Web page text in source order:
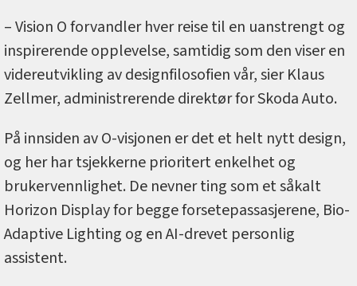
– Vision O forvandler hver reise til en uanstrengt og
inspirerende opplevelse, samtidig som den viser en
videreutvikling av designfilosofien vår, sier Klaus
Zellmer, administrerende direktør for Skoda Auto.
På innsiden av O-visjonen er det et helt nytt design,
og her har tsjekkerne prioritert enkelhet og
brukervennlighet. De nevner ting som et såkalt
Horizon Display for begge forsetepassasjerene, Bio-
Adaptive Lighting og en AI-drevet personlig
assistent.